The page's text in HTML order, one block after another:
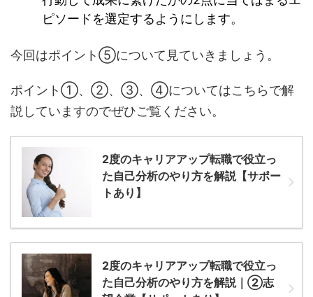
ピソードを選定するようにします。
今回はポイント⑤について見ていきましょう。
ポイント①、②、③、④についてはこちらで解
説していますのでぜひご覧ください。
2度のキャリアアップ転職で役立っ
た自己分析のやり方を解説【サポー
トあり】
2度のキャリアアップ転職で役立っ
た自己分析のやり方を解説｜②志